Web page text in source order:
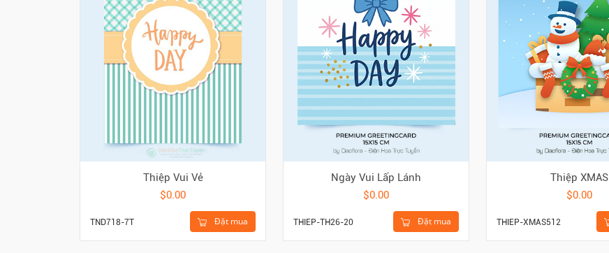
Thiệp Vui Vẻ
$0.00
Đặt mua
TND718-7T
Ngày Vui Lấp Lánh
$0.00
Đặt mua
THIEP-TH26-20
Thiệp XMAS
$0.00
THIEP-XMAS512